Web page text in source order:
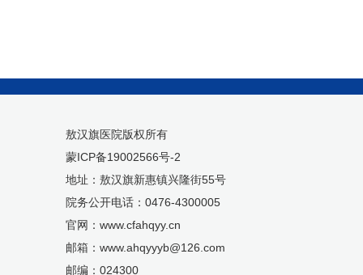
5
敖汉旗医院版权所有
蒙ICP备19002566号-2
地址：敖汉旗新惠镇兴隆街55号
院务公开电话：0476-4300005
官网：www.cfahqyy.cn
邮箱：www.ahqyyyb@126.com
邮编：024300